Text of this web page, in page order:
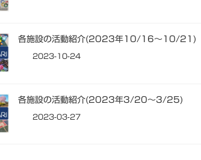
各施設の活動紹介(2023年10/16～10/21)
2023-10-24
各施設の活動紹介(2023年3/20～3/25)
2023-03-27